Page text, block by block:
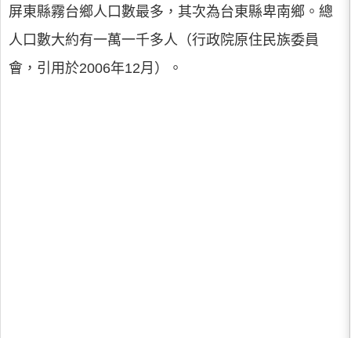
屏東縣霧台鄉人口數最多，其次為台東縣卑南鄉。總
人口數大約有一萬一千多人（行政院原住民族委員
會，引用於2006年12月）。